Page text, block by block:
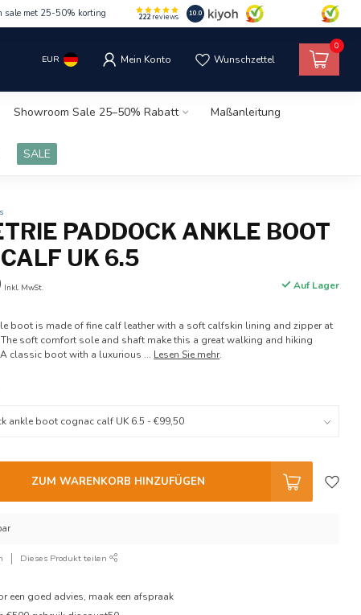
sale met 25-50% korting 222reviews 10.0
EUR Mein Konto Wunschzettel
0
Showroom Sale 25–50% Rabatt Maßanleitung
SALE
PADDOCK ANKLE BOOT
UK 6.5
Inkl. MwSt. Auf Lager
boot is made of fine calf leather with a soft calfskin lining and zipper at
soft comfort sole and shaft make this a great walking and hiking
classic boot with a luxurious ... Lesen Sie mehr.
ZUM WARENKORB HINZUFÜGEN
Dieses Produkt teilen
een goed advies, maak een afspraak